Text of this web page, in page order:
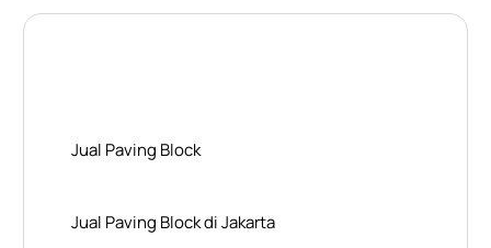
Jual Paving Block
Jual Paving Block di Jakarta